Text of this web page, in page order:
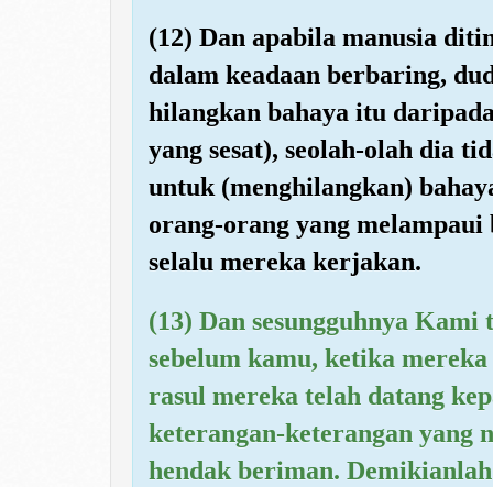
(12) Dan apabila manusia
dalam keadaan berbaring,
hilangkan bahaya itu
yang sesat), seolah-olah dia
untuk (menghilangkan)
orang-orang yang
selalu mereka kerjakan.
(13) Dan sesungguhnya
sebelum kamu, ketika
rasul mereka telah datang
keterangan-keterangan yang
hendak beriman.